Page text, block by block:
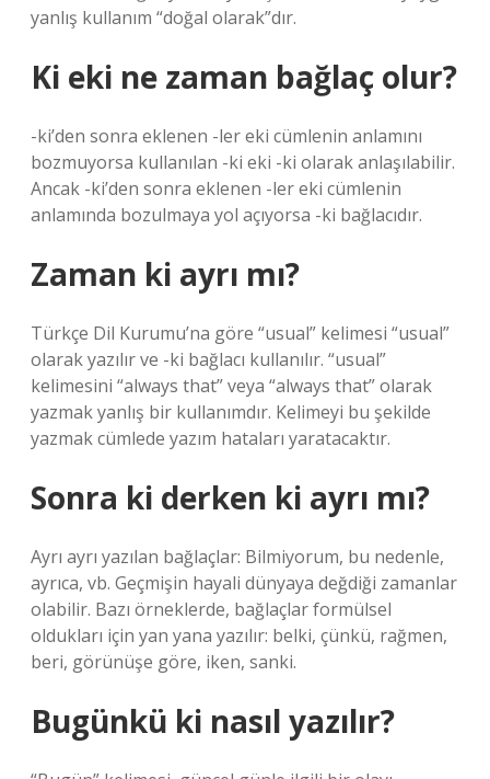
yanlış kullanım “doğal olarak”dır.
Ki eki ne zaman bağlaç olur?
-ki’den sonra eklenen -ler eki cümlenin anlamını
bozmuyorsa kullanılan -ki eki -ki olarak anlaşılabilir.
Ancak -ki’den sonra eklenen -ler eki cümlenin
anlamında bozulmaya yol açıyorsa -ki bağlacıdır.
Zaman ki ayrı mı?
Türkçe Dil Kurumu’na göre “usual” kelimesi “usual”
olarak yazılır ve -ki bağlacı kullanılır. “usual”
kelimesini “always that” veya “always that” olarak
yazmak yanlış bir kullanımdır. Kelimeyi bu şekilde
yazmak cümlede yazım hataları yaratacaktır.
Sonra ki derken ki ayrı mı?
Ayrı ayrı yazılan bağlaçlar: Bilmiyorum, bu nedenle,
ayrıca, vb. Geçmişin hayali dünyaya değdiği zamanlar
olabilir. Bazı örneklerde, bağlaçlar formülsel
oldukları için yan yana yazılır: belki, çünkü, rağmen,
beri, görünüşe göre, iken, sanki.
Bugünkü ki nasıl yazılır?